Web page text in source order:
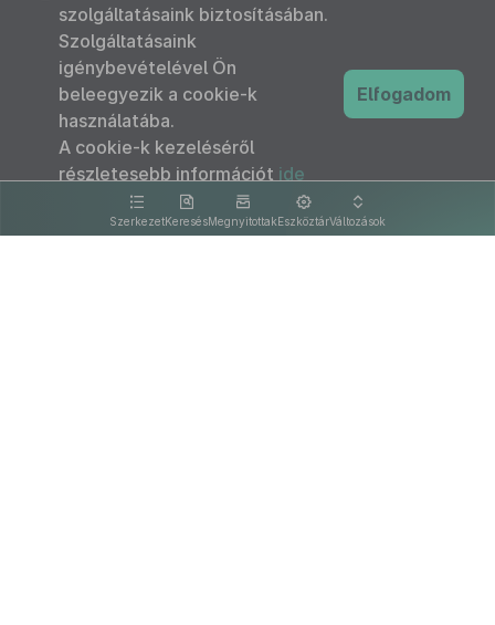
SzerkezetKeresésMegnyitottakEszköztárVáltozások
szolgáltatásaink biztosításában.
Szolgáltatásaink
igénybevételével Ön
beleegyezik a cookie-k
használatába.
A cookie-k kezeléséről
részletesebb információt ide
kattintva olvashat.
Elfogadom